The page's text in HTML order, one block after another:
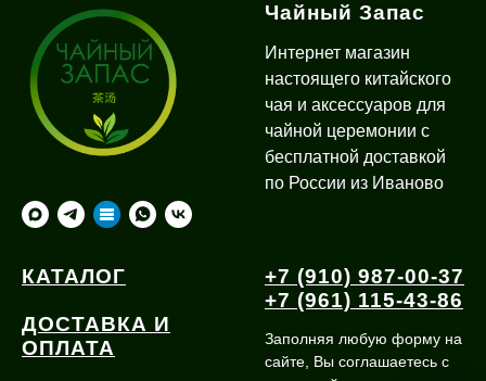
Чайный Запас
Интернет магазин
настоящего китайского
чая и аксессуаров для
чайной церемонии с
бесплатной доставкой
по России из Иваново
КАТАЛОГ
ДОСТАВКА И
ОПЛАТА
+7 (910) 987-00-37
+7 (961) 115-43-86
Заполняя любую форму на
сайте, Вы соглашаетесь с